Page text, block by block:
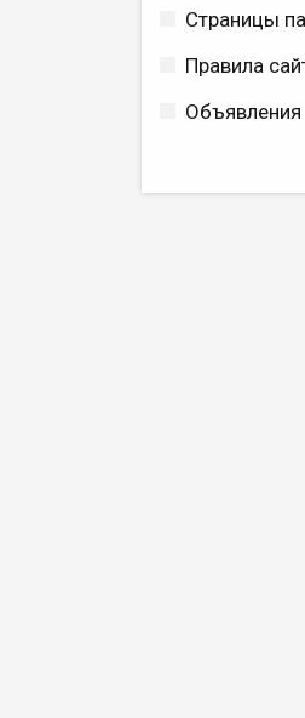
Страницы
Правила
Объявления